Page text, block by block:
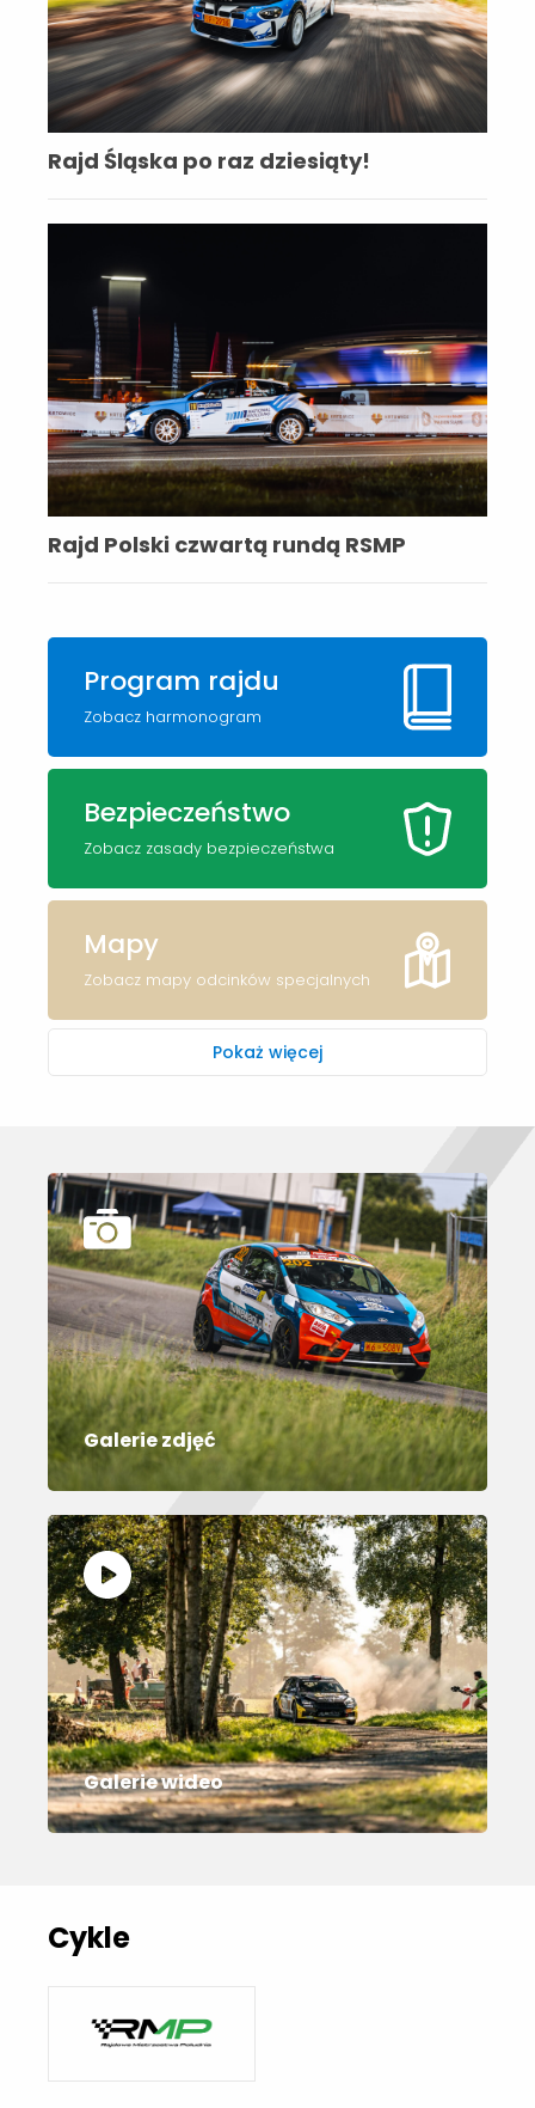
Rajd Śląska po raz dziesiąty!
Rajd Polski czwartą rundą RSMP
Pokaż więcej
Program rajdu
Zobacz harmonogram
Bezpieczeństwo
Zobacz zasady bezpieczeństwa
Mapy
Zobacz mapy odcinków specjalnych
Galerie zdjęć
Galerie wideo
Cykle